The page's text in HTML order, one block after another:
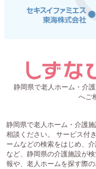
静岡県で老人ホーム・介
へご
静岡県で老人ホーム・介護
相談ください。 サービス付
ームなどの検索をはじめ、
など、静岡県の介護施設が
報や、老人ホームを探す際